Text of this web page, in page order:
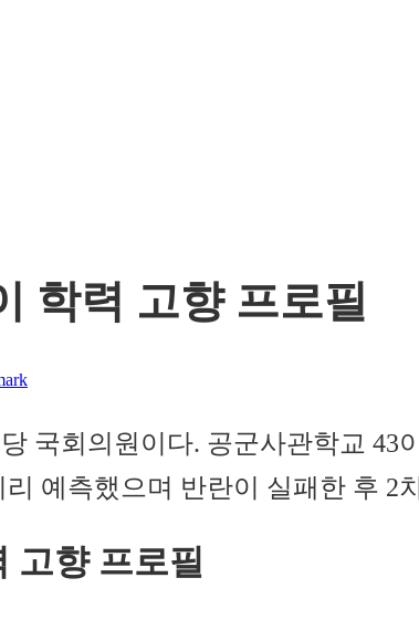
학력 고향 프로필
국회의원이다. 공군사관학교 43
예측했으며 반란이 실패한 후 2
고향 프로필